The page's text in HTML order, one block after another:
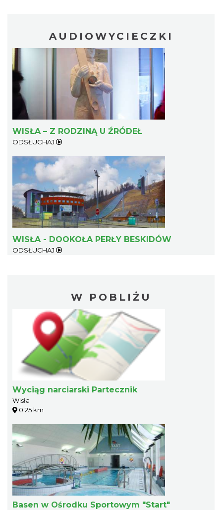
AUDIOWYCIECZKI
WISŁA – Z RODZINĄ U ŹRÓDEŁ
ODSŁUCHAJ
WISŁA - DOOKOŁA PERŁY BESKIDÓW
ODSŁUCHAJ
W POBLIŻU
Wyciąg narciarski Partecznik
Wisła
0.25 km
Basen w Ośrodku Sportowym "Start"